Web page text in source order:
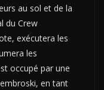
au sol et de la
du Crew
exécutera les
les
occupé par une
en tant